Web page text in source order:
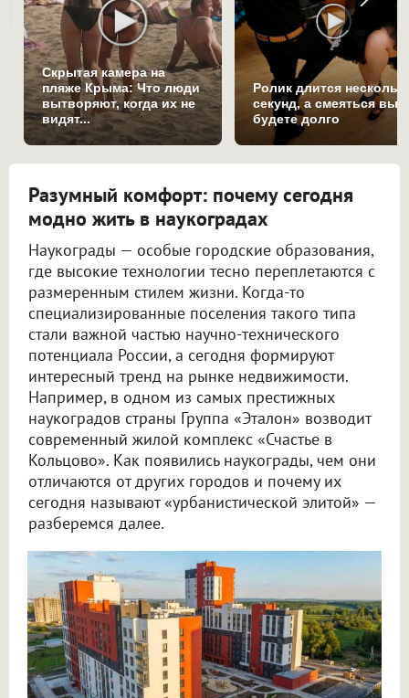
Скрытая камера на
пляже Крыма: Что люди
вытворяют, когда их не
видят...
Ролик длится
секунд, а смеяться вы
будете долго
Разумный комфорт: почему сегодня
модно жить в наукоградах
Наукограды — особые городские образования,
где высокие технологии тесно переплетаются с
размеренным стилем жизни. Когда-то
специализированные поселения такого типа
стали важной частью научно-технического
потенциала России, а сегодня формируют
интересный тренд на рынке недвижимости.
Например, в одном из самых престижных
наукоградов страны Группа «Эталон» возводит
современный жилой комплекс «Счастье в
Кольцово». Как появились наукограды, чем они
отличаются от других городов и почему их
сегодня называют «урбанистической элитой» —
разберемся далее.